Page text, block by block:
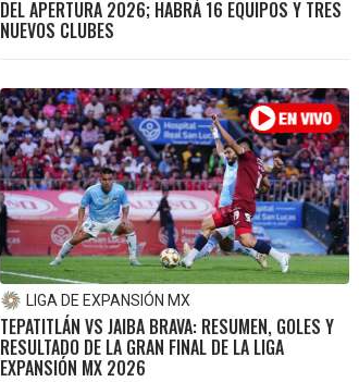
DEL APERTURA 2026; HABRÁ 16 EQUIPOS Y TRES
NUEVOS CLUBES
LIGA DE EXPANSIÓN MX
TEPATITLÁN VS JAIBA BRAVA: RESUMEN, GOLES Y
RESULTADO DE LA GRAN FINAL DE LA LIGA
EXPANSIÓN MX 2026